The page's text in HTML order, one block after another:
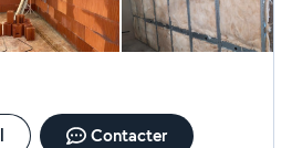
Contacter